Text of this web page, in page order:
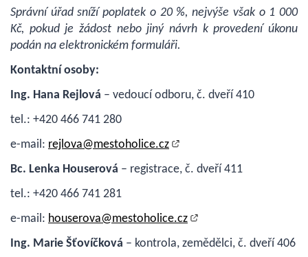
Správní úřad sníží poplatek o 20 %, nejvýše však o 1 000
Kč, pokud je žádost nebo jiný návrh k provedení úkonu
podán na elektronickém formuláři.
Kontaktní osoby:
Ing. Hana Rejlová – vedoucí odboru, č. dveří 410
tel.: +420 466 741 280
e-mail: rejlova@mestoholice.cz
Bc. Lenka Houserová – registrace, č. dveří 411
tel.: +420 466 741 281
e-mail: houserova@mestoholice.cz
Ing. Marie Šťovíčková – kontrola, zemědělci, č. dveří 406